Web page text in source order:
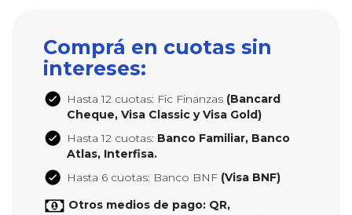
Comprá en cuotas sin
intereses:
Hasta 12 cuotas: Fic Finanzas (Bancard
Cheque, Visa Classic y Visa Gold)
Hasta 12 cuotas: Banco Familiar, Banco
Atlas, Interfisa.
Hasta 6 cuotas: Banco BNF (Visa BNF)
Otros medios de pago: QR,